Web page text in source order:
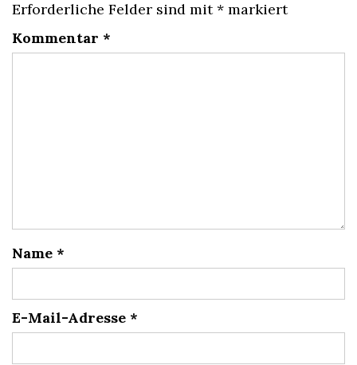
Erforderliche Felder sind mit* markiert
Kommentar *
Name *
E-Mail-Adresse *